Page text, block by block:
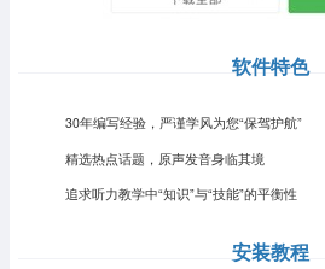
软件特色
30年编写经验，严谨学风为您“保驾护航”
精选热点话题，原声发音身临其境
追求听力教学中“知识”与“技能”的平衡性
安装教程